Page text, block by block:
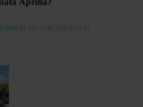
(WOLF) ON 07-08-2026 00:11:35